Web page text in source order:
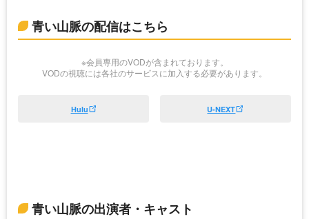
青い山脈の配信はこちら
※会員専用のVODが含まれております。
VODの視聴には各社のサービスに加入する必要があります。
Hulu U-NEXT
青い山脈の出演者・キャスト